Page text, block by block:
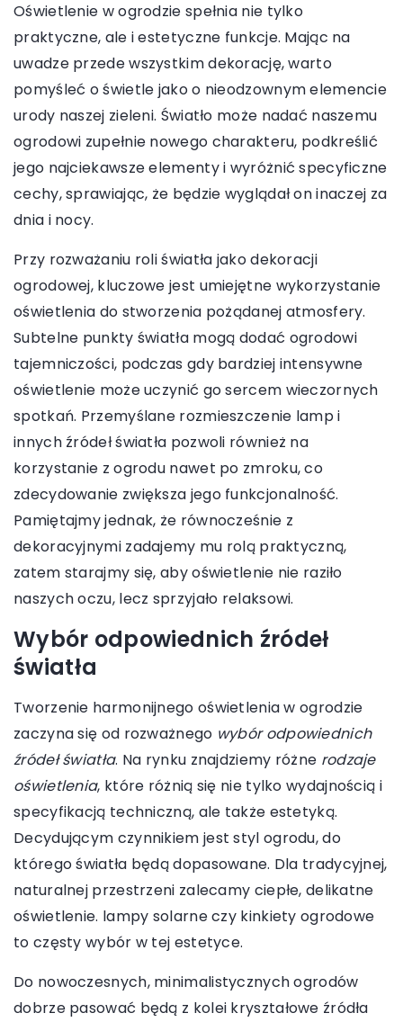
Oświetlenie w ogrodzie spełnia nie tylko
praktyczne, ale i estetyczne funkcje. Mając na
uwadze przede wszystkim dekorację, warto
pomyśleć o świetle jako o nieodzownym elemencie
urody naszej zieleni. Światło może nadać naszemu
ogrodowi zupełnie nowego charakteru, podkreślić
jego najciekawsze elementy i wyróżnić specyficzne
cechy, sprawiając, że będzie wyglądał on inaczej za
dnia i nocy.
Przy rozważaniu roli światła jako dekoracji
ogrodowej, kluczowe jest umiejętne wykorzystanie
oświetlenia do stworzenia pożądanej atmosfery.
Subtelne punkty światła mogą dodać ogrodowi
tajemniczości, podczas gdy bardziej intensywne
oświetlenie może uczynić go sercem wieczornych
spotkań. Przemyślane rozmieszczenie lamp i
innych źródeł światła pozwoli również na
korzystanie z ogrodu nawet po zmroku, co
zdecydowanie zwiększa jego funkcjonalność.
Pamiętajmy jednak, że równocześnie z
dekoracyjnymi zadajemy mu rolą praktyczną,
zatem starajmy się, aby oświetlenie nie raziło
naszych oczu, lecz sprzyjało relaksowi.
Wybór odpowiednich źródeł
światła
Tworzenie harmonijnego oświetlenia w ogrodzie
zaczyna się od rozważnego wybór odpowiednich
źródeł światła. Na rynku znajdziemy różne rodzaje
oświetlenia, które różnią się nie tylko wydajnością i
specyfikacją techniczną, ale także estetyką.
Decydującym czynnikiem jest styl ogrodu, do
którego światła będą dopasowane. Dla tradycyjnej,
naturalnej przestrzeni zalecamy ciepłe, delikatne
oświetlenie. lampy solarne czy kinkiety ogrodowe
to częsty wybór w tej estetyce.
Do nowoczesnych, minimalistycznych ogrodów
dobrze pasować będą z kolei kryształowe źródła